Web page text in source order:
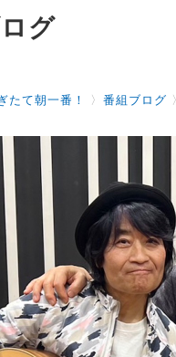
グ
たて朝一番！ 〉 番組ブログ